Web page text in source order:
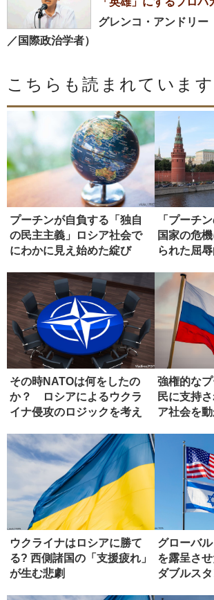
グレンコ・アンドリー
／国際政治学者）
こちらも読まれています
プーチンが自負する「独自
の民主主義」ロシア社会で
にわかに見え始めた綻び
「プーチ
国家の危
られた屈
その時NATOは何をしたの
か？ ロシアによるウクラ
イナ侵攻のロジックを考え
強権的な
民に支持
ア社会を
ウクライナはロシアに勝て
る? 西側諸国の「支援疲れ」
が生む悲劇
グローバ
を露呈さ
ダブルスタ